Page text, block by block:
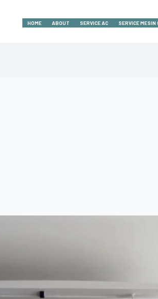
HOME ABOUT SERVICE AC SERVICE MESIN